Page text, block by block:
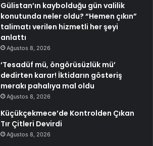
Gülistan’ın kaybolduğu gün valilik
konutunda neler oldu? “Hemen çıkın”
talimatı verilen hizmetli her şeyi
anlattı
Ağustos 8, 2026
‘Tesadüf mü, öngörüsüzlük mü’
dedirten karar! İktidarın gösteriş
merakı pahalıya mal oldu
Ağustos 8, 2026
Küçükçekmece’de Kontrolden Çıkan
Tır Çitleri Devirdi
Ağustos 8, 2026